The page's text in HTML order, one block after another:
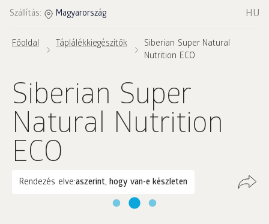
Szállítás: Magyarország HU
Főoldal Táplálékkiegészítők
Siberian Super Natural
Nutrition ECO
Siberian Super
Natural Nutrition
ECO
Rendezés elve:aszerint, hogy van-e készleten